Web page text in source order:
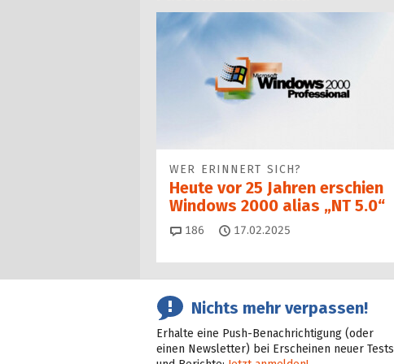
WER ERINNERT SICH?
Heute vor 25 Jahren erschien
Windows 2000 alias „NT 5.0“
186 Kommentare
17.02.2025
Nichts mehr verpassen!
Erhalte eine Push-Benachrichtigung (oder
einen Newsletter) bei Erscheinen neuer Tests